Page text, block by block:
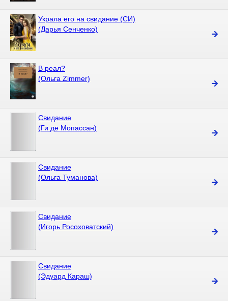
Украла его на свидание (СИ)
(Дарья Сенченко)
В реал?
(Ольга Zimmer)
Свидание
(Ги де Мопассан)
Свидание
(Ольга Туманова)
Свидание
(Игорь Росоховатский)
Свидание
(Эдуард Караш)